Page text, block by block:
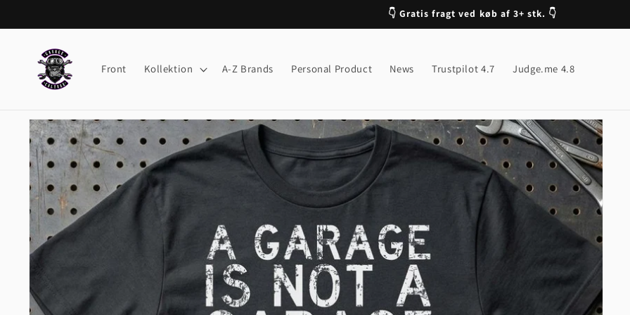
👇 Gratis fragt ved køb af 3+ stk. 👇
Front Kollektion A-Z Brands Personal Product News Trustpilot 4.7 Judge.me 4.8
Skip to
product
information